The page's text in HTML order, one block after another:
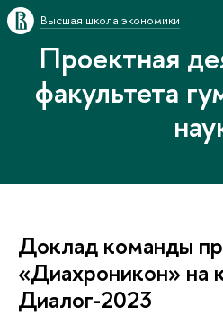
Высшая школа экономики
Проектная
факультета
Доклад команды
«Диахроникон» на
Диалог-2023